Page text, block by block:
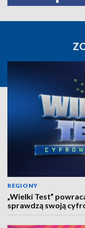
REGIONY
„Wielki Test”
sprawdzą swoją